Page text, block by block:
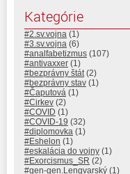
Kategórie
#2.sv.vojna (1)
#3.sv.vojna (6)
#analfabetizmus (107)
#antivaxxer (1)
#bezprávny štát (2)
#bezprávny stav (1)
#Čaputová (1)
#Cirkev (2)
#COVID (1)
#COVID-19 (32)
#diplomovka (1)
#Eshelon (1)
#eskalácia do vojny (1)
#Exorcismus_SR (2)
#gen-gen.Lengvarský (1)